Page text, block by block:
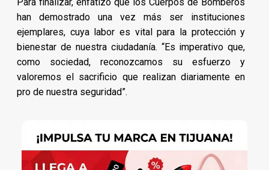
han demostrado una vez más ser instituciones
ejemplares, cuya labor es vital para la protección y
bienestar de nuestra ciudadanía. “Es imperativo que,
como sociedad, reconozcamos su esfuerzo y
valoremos el sacrificio que realizan diariamente en
pro de nuestra seguridad”.